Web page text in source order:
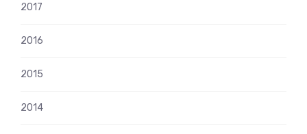
2017
2016
2015
2014